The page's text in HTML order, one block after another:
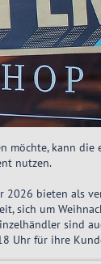
möchte, kann die
nutzen.
2026 bieten als
sich um
sind
Uhr für ihre